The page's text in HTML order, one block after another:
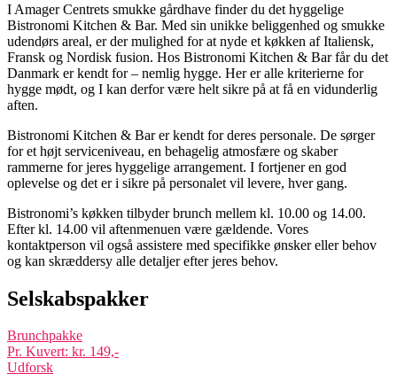
I Amager Centrets smukke gårdhave finder du det hyggelige
Bistronomi Kitchen & Bar. Med sin unikke beliggenhed og smukke
udendørs areal, er der mulighed for at nyde et køkken af Italiensk,
Fransk og Nordisk fusion. Hos Bistronomi Kitchen & Bar får du det
Danmark er kendt for – nemlig hygge. Her er alle kriterierne for
hygge mødt, og I kan derfor være helt sikre på at få en vidunderlig
aften.
Bistronomi Kitchen & Bar er kendt for deres personale. De sørger
for et højt serviceniveau, en behagelig atmosfære og skaber
rammerne for jeres hyggelige arrangement. I fortjener en god
oplevelse og det er i sikre på personalet vil levere, hver gang.
Bistronomi’s køkken tilbyder brunch mellem kl. 10.00 og 14.00.
Efter kl. 14.00 vil aftenmenuen være gældende. Vores
kontaktperson vil også assistere med specifikke ønsker eller behov
og kan skræddersy alle detaljer efter jeres behov.
Selskabspakker
Brunchpakke
Pr. Kuvert: kr. 149,-
Udforsk